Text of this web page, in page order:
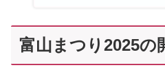
富山まつり2025の